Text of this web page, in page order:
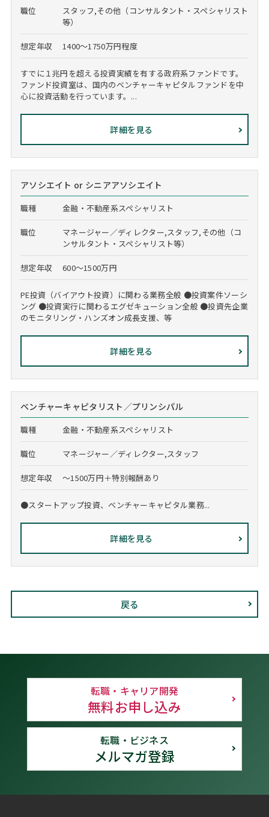
職位
スタッフ,その他（コンサルタント・スペシャリスト
等）
想定年収 1400～1750万円程度
すでに１兆円を超える投資実績を有する政府系ファンドです。
ファンド投資室は、国内のベンチャーキャピタルファンドを中
心に投資活動を行っています。...
詳細を見る
アソシエイト or シニアアソシエイト
職種 金融・不動産系スペシャリスト
職位
マネージャー／ディレクター,スタッフ,その他（コ
ンサルタント・スペシャリスト等）
想定年収 600～1500万円
PE投資（バイアウト投資）に関わる業務全般 ●投資案件ソーシ
ング ●投資実行に関わるエグゼキューション全般 ●投資先企業
のモニタリング・ハンズオン成長支援、等
詳細を見る
ベンチャーキャピタリスト／プリンシパル
職種 金融・不動産系スペシャリスト
職位 マネージャー／ディレクター,スタッフ
想定年収 ～1500万円＋特別報酬あり
●スタートアップ投資、ベンチャーキャピタル業務...
詳細を見る
戻る
転職・キャリア開発
無料お申し込み
転職・ビジネス
メルマガ登録